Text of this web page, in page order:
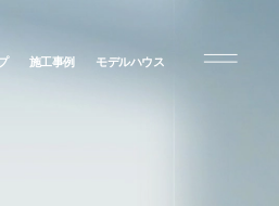
施工事例 モデルハウス